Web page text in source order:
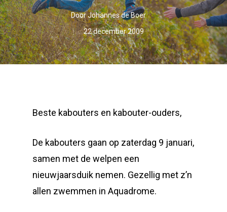
DoorJohannes de Boer
22 december 2009
Beste kabouters en kabouter-ouders,
De kabouters gaan op zaterdag 9 januari,
samen met de welpen een
nieuwjaarsduik nemen. Gezellig met z’n
allen zwemmen in Aquadrome.